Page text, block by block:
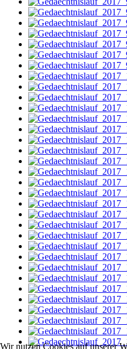
Wir nutzen Cookies auf unserer